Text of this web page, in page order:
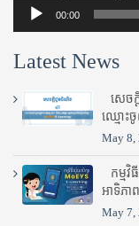
00:00
Latest News
សេច
ឈ្មោះ​ចូ
May 8,
កម្ម
អាទិភា
May 7,